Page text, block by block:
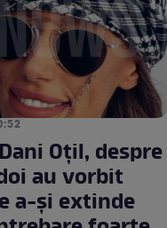
Oțil, despre
au vorbit
a-și extinde